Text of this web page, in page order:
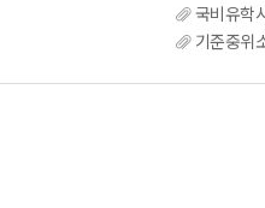
국비유학
기준중위